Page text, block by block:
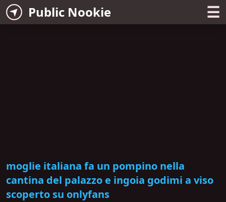
Public Nookie ☰
moglie italiana fa un pompino nella
cantina del palazzo e ingoia godimi a viso
scoperto su onlyfans